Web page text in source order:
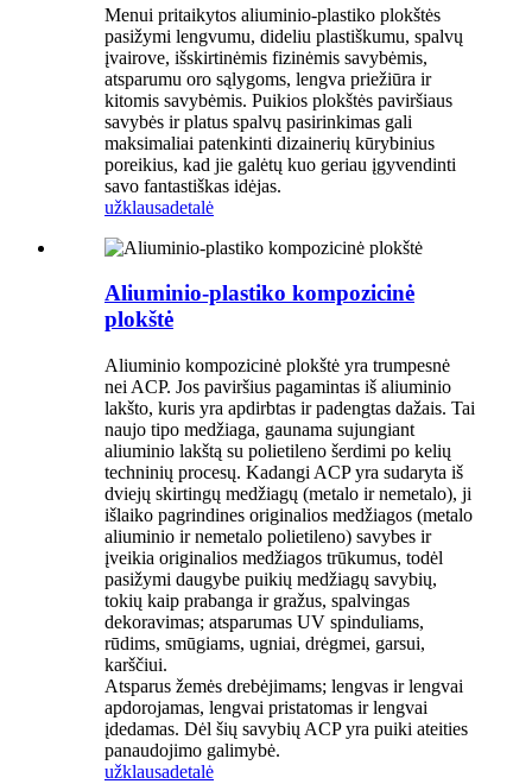
Menui pritaikytos aliuminio-plastiko plokštės
pasižymi lengvumu, dideliu plastiškumu, spalvų
įvairove, išskirtinėmis fizinėmis savybėmis,
atsparumu oro sąlygoms, lengva priežiūra ir
kitomis savybėmis. Puikios plokštės paviršiaus
savybės ir platus spalvų pasirinkimas gali
maksimaliai patenkinti dizainerių kūrybinius
poreikius, kad jie galėtų kuo geriau įgyvendinti
savo fantastiškas idėjas.
užklausadetalė
Aliuminio-plastiko kompozicinė
plokštė
Aliuminio kompozicinė plokštė yra trumpesnė
nei ACP. Jos paviršius pagamintas iš aliuminio
lakšto, kuris yra apdirbtas ir padengtas dažais. Tai
naujo tipo medžiaga, gaunama sujungiant
aliuminio lakštą su polietileno šerdimi po kelių
techninių procesų. Kadangi ACP yra sudaryta iš
dviejų skirtingų medžiagų (metalo ir nemetalo), ji
išlaiko pagrindines originalios medžiagos (metalo
aliuminio ir nemetalo polietileno) savybes ir
įveikia originalios medžiagos trūkumus, todėl
pasižymi daugybe puikių medžiagų savybių,
tokių kaip prabanga ir gražus, spalvingas
dekoravimas; atsparumas UV spinduliams,
rūdims, smūgiams, ugniai, drėgmei, garsui,
karščiui.
Atsparus žemės drebėjimams; lengvas ir lengvai
apdorojamas, lengvai pristatomas ir lengvai
įdedamas. Dėl šių savybių ACP yra puiki ateities
panaudojimo galimybė.
užklausadetalė